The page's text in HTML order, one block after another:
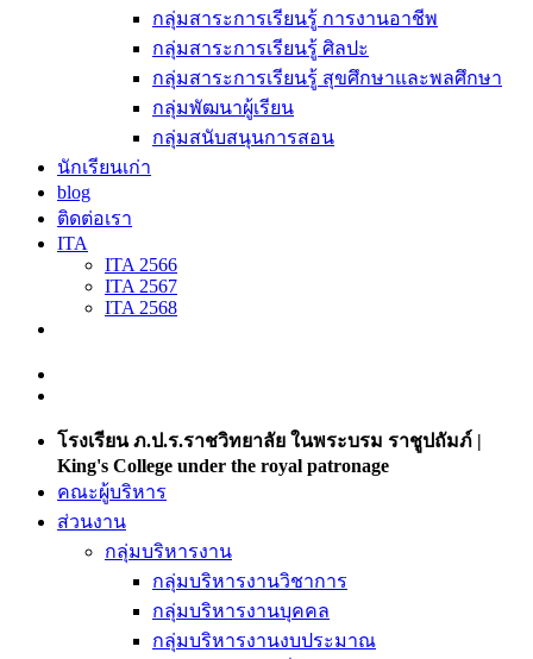
กลุ่มสาระการเรียนรู้ การงานอาชีพ
กลุ่มสาระการเรียนรู้ ศิลปะ
กลุ่มสาระการเรียนรู้ สุขศึกษาและพลศึกษา
กลุ่มพัฒนาผู้เรียน
กลุ่มสนับสนุนการสอน
นักเรียนเก่า
blog
ติดต่อเรา
ITA
ITA 2566
ITA 2567
ITA 2568
โรงเรียน ภ.ป.ร.ราชวิทยาลัย ในพระบรม ราชูปถัมภ์ |
King's College under the royal patronage
คณะผู้บริหาร
ส่วนงาน
กลุ่มบริหารงาน
กลุ่มบริหารงานวิชาการ
กลุ่มบริหารงานบุคคล
กลุ่มบริหารงานงบประมาณ